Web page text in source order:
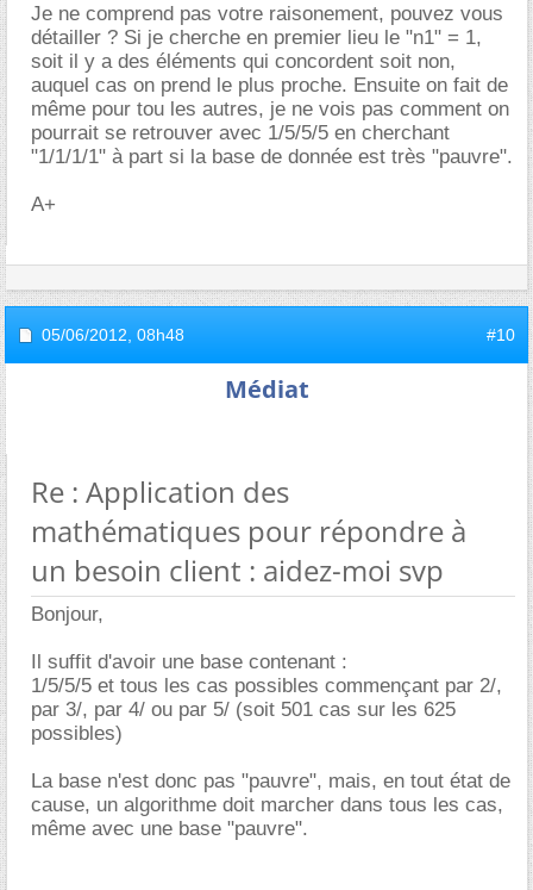
Je ne comprend pas votre raisonement, pouvez vous
détailler ? Si je cherche en premier lieu le "n1" = 1,
soit il y a des éléments qui concordent soit non,
auquel cas on prend le plus proche. Ensuite on fait de
même pour tou les autres, je ne vois pas comment on
pourrait se retrouver avec 1/5/5/5 en cherchant
"1/1/1/1" à part si la base de donnée est très "pauvre".
A+
05/06/2012, 08h48 #10
Médiat
Re : Application des
mathématiques pour répondre à
un besoin client : aidez-moi svp
Bonjour,
Il suffit d'avoir une base contenant :
1/5/5/5 et tous les cas possibles commençant par 2/,
par 3/, par 4/ ou par 5/ (soit 501 cas sur les 625
possibles)
La base n'est donc pas "pauvre", mais, en tout état de
cause, un algorithme doit marcher dans tous les cas,
même avec une base "pauvre".